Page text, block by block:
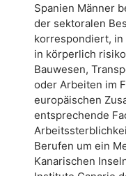
Spanien Männer
der sektoralen
korrespondiert,
in körperlich
Bauwesen,
oder Arbeiten im
europäischen
entsprechende
Berufen um ein
Kanarischen